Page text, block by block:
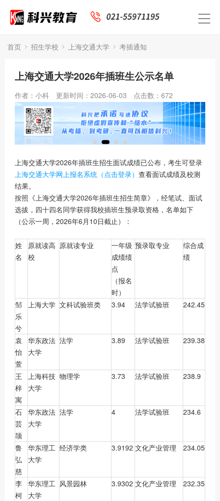
首页 招生学校 上海交通大学 考插通知
上海交通大学2026年插班生公示名单
作者：小科 更新时间：2026-06-03 点击数： 672
上海交通大学2026年插班生招生面试成绩已公布，考生可登录
上海交通大学网上报名系统（点击登录） 查看面试成绩及校测
结果。
按照《上海交通大学2026年插班生招生简章》，经笔试、面试
选拔，四十四名同学获得我校插班生预录取资格，名单如下
（公示一周，2026年6月10日截止）：
姓
名
原就读高
校
原就读专业
一年级
成绩绩
点
（报名
时）
预录取专业
综合成
绩
邹
乐
兮
上海大学 文科试验班类 3.94 法学试验班 242.45
袁
怡
萱
华东政法
大学
法学 3.89 法学试验班 239.38
王
梓
寓
上海科技
大学
物理学 3.73 法学试验班 238.9
石
芸
颉
华东政法
大学
法学 4 法学试验班 234.6
鲁
弘
慈
华东理工
大学
经济学类 3.9192 文化产业管理 234.05
李
柯
华东理工
大学
风景园林 3.9302 文化产业管理 232.35